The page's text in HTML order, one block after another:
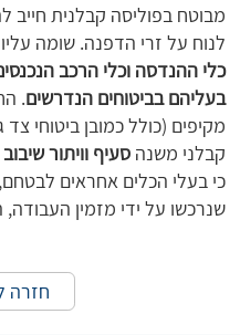
מבוטח בפוליסה קבלנית חייב
לנוח על זרי הדפנה. שומה
כלי ההנדסה וכלי הרכב
בעליהם בביטוחים הנדרשים.
מקיפים (כולל כמובן ביטוחי
קבלני משנהסעיף וויתור
כי בעלי הכלים אחראים לבטחם,
שנרכשו על ידי מזמין העבודה,
חזרה